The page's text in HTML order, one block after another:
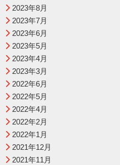
2023年8月
2023年7月
2023年6月
2023年5月
2023年4月
2023年3月
2022年6月
2022年5月
2022年4月
2022年2月
2022年1月
2021年12月
2021年11月